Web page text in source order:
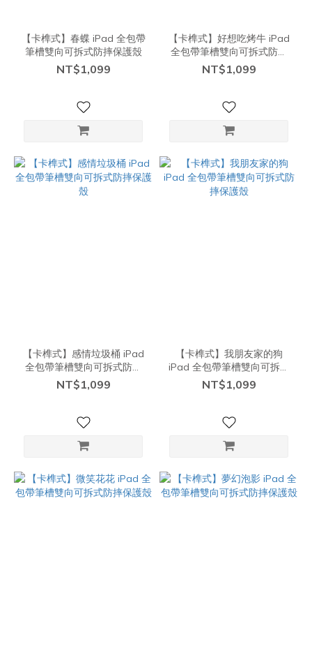
【卡榫式】春蝶 iPad 全包帶
筆槽雙向可拆式防摔保護殼
NT$1,099
【卡榫式】好想吃烤牛 iPad
全包帶筆槽雙向可拆式防摔
保護殼
NT$1,099
【卡榫式】感情垃圾桶 iPad
全包帶筆槽雙向可拆式防摔
保護殼
NT$1,099
【卡榫式】我朋友家的狗
iPad 全包帶筆槽雙向可拆式
防摔保護殼
NT$1,099